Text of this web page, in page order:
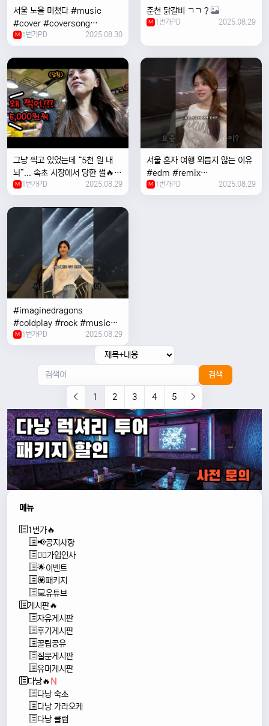
서울 노을 미쳤다 #music
#cover #coversong
#singer #서울 #노을 #한국 #
한강
M 1번가PD 2025.08.30
춘천 닭갈비 ㄱㄱ ?
M 1번가PD 2025.08.29
그냥 찍고 있었는데 “5천 원 내
놔”... 속초 시장에서 당한 썰🔥
M 1번가PD 2025.08.29
서울 혼자 여행 외릅지 않는 이유
#edm #remix
#electronicmusic #singer
#newmusic #music #여행
M 1번가PD 2025.08.29
#imaginedragons
#coldplay #rock #music
#concert
M 1번가PD 2025.08.29
검색
1 2 3 4 5
메뉴
1번가🔥
📢공지사항
🙇‍♂️가입인사
🌟이벤트
💟패키지
💻유튜브
게시판🔥
자유게시판
후기게시판
꿀팁공유
질문게시판
유머게시판
다낭🔥N
다낭 숙소
다낭 가라오케
다낭 클럽